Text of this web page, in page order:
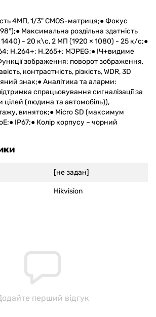
4МП, 1/3" CMOS-матриця;● Фокус
Максимальна роздільна здатність
1440) - 20 к\с, 2 МП (1920 × 1080) - 25 к/с;●
H.264+; H.265+; MJPEG;● ІЧ+видиме
зображення: поворот зображення,
контрастність, різкість, WDR, 3D
знак;● Аналітика та аларми:
спрацьовування сигналізації за
(людина та автомобіль)),
виняток;● Micro SD (максимум
IP67;● Колір корпусу – чорний
[не задан]
Hikvision
перший відгук